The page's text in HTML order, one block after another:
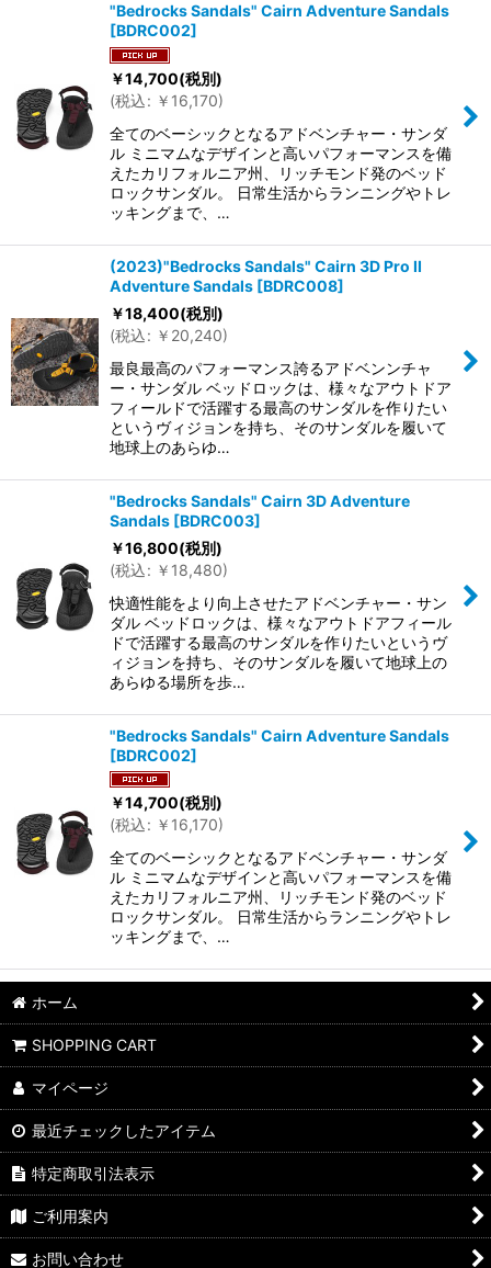
"Bedrocks Sandals" Cairn Adventure Sandals
[BDRC002]
￥14,700(税別)
(税込: ￥ 16,170)
全てのベーシックとなるアドベンチャー・サンダ
ル ミニマムなデザインと高いパフォーマンスを備
えたカリフォルニア州、リッチモンド発のベッド
ロックサンダル。 日常生活からランニングやトレ
ッキングまで、…
(2023)"Bedrocks Sandals" Cairn 3D Pro II
Adventure Sandals [BDRC008]
￥18,400(税別)
(税込: ￥ 20,240)
最良最高のパフォーマンス誇るアドベンンチャ
ー・サンダル ベッドロックは、様々なアウトドア
フィールドで活躍する最高のサンダルを作りたい
というヴィジョンを持ち、そのサンダルを履いて
地球上のあらゆ…
"Bedrocks Sandals" Cairn 3D Adventure
Sandals [BDRC003]
￥16,800(税別)
(税込: ￥ 18,480)
快適性能をより向上させたアドベンチャー・サン
ダル ベッドロックは、様々なアウトドアフィール
ドで活躍する最高のサンダルを作りたいというヴ
ィジョンを持ち、そのサンダルを履いて地球上の
あらゆる場所を歩…
"Bedrocks Sandals" Cairn Adventure Sandals
[BDRC002]
￥14,700(税別)
(税込: ￥ 16,170)
全てのベーシックとなるアドベンチャー・サンダ
ル ミニマムなデザインと高いパフォーマンスを備
えたカリフォルニア州、リッチモンド発のベッド
ロックサンダル。 日常生活からランニングやトレ
ッキングまで、…
ホーム
SHOPPING CART
マイページ
最近チェックしたアイテム
特定商取引法表示
ご利用案内
お問い合わせ